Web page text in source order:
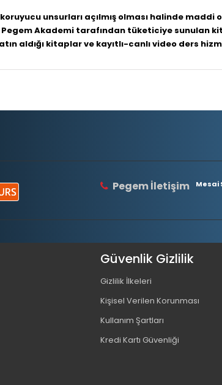
unsurları açılmış olması halinde
Pegem Akademi tarafından tüketiciye sunulan
aldığı kitaplar ve kayıtlı-canlı video ders
Pegem İletişim Mesai
Güvenlik Gizlilik
Gizlilik İlkeleri
Kişisel Verilen Korunması
Kullanım Şartları
Kredi Kartı Güvenliği